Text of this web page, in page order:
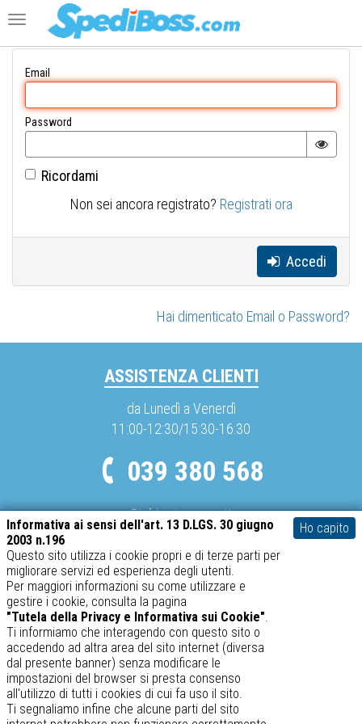
Informativa ai sensi dell'art. 13 D.LGS. 30 giugno
2003 n.196
Questo sito utilizza i cookie propri e di terze parti per
migliorare servizi ed esperienza degli utenti.
Per maggiori informazioni su come utilizzare e
gestire i cookie, consulta la pagina
"Tutela della Privacy e Informativa sui Cookie".
Ti informiamo che interagendo con questo sito o
accedendo ad altra area del sito internet (diversa
dal presente banner) senza modificare le
impostazioni del browser si presta consenso
all'utilizzo di tutti i cookies di cui fa uso il sito.
Ti segnaliamo infine che alcune parti del sito
Ho capito
Toggle
navigation
Email
Password
Ricordami
Non sei ancora registrato? Registrati ora
Accedi
Hai dimenticato Email o Password?
ASSISTENZA CLIENTI
da Lunedì a Venerdì
11:00-12:30/15:30-16:30
039 380 568
Richieste urgenti
info@spediboss.com
METODI DI PAGAMENTO
Mastercard
SABATINO srl – P.IVA 02634410969
spediboss.com © 2014-2026